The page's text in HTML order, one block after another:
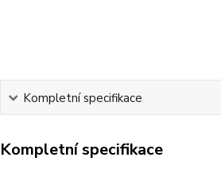
Kompletní specifikace
Kompletní specifikace